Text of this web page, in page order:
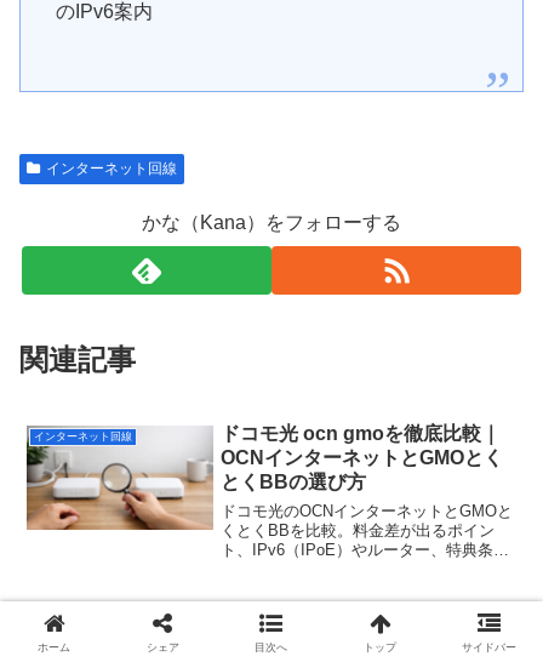
のIPv6案内
インターネット回線
かな（Kana）をフォローする
関連記事
インターネット回線
ドコモ光 ocn gmoを徹底比較｜
OCNインターネットとGMOとく
とくBBの選び方
ドコモ光のOCNインターネットとGMOと
くとくBBを比較。料金差が出るポイン
ト、IPv6（IPoE）やルーター、特典条
インターネット回線
ドコモ光を引越し先でも継続した
い人へ：プロバイダGMOの手順
ホーム シェア 目次へ トップ サイドバー